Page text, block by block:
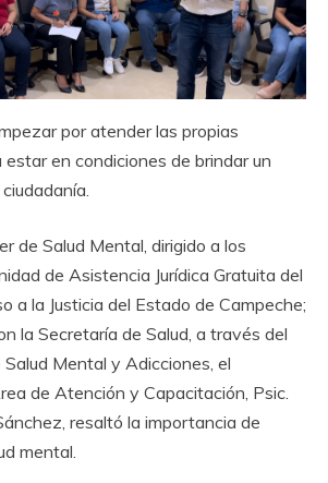
por atender las propias
en condiciones de brindar un
de Salud Mental, dirigido a los
de Asistencia Jurídica Gratuita del
a la Justicia del Estado de Campeche;
la Secretaría de Salud, a través del
Mental y Adicciones, el
de Atención y Capacitación, Psic.
resaltó la importancia de
mental.